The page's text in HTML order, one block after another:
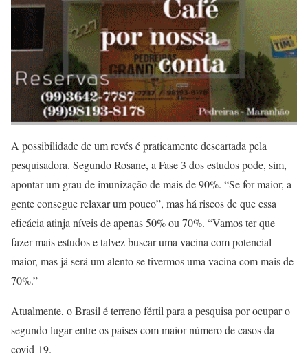
A possibilidade de um revés é praticamente descartada pela
pesquisadora. Segundo Rosane, a Fase 3 dos estudos pode, sim,
apontar um grau de imunização de mais de 90%. “Se for maior, a
gente consegue relaxar um pouco”, mas há riscos de que essa
eficácia atinja níveis de apenas 50% ou 70%. “Vamos ter que
fazer mais estudos e talvez buscar uma vacina com potencial
maior, mas já será um alento se tivermos uma vacina com mais de
70%.”
Atualmente, o Brasil é terreno fértil para a pesquisa por ocupar o
segundo lugar entre os países com maior número de casos da
covid-19.